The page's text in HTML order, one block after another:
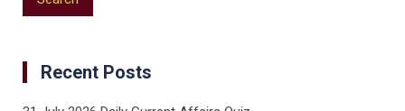
Recent Posts